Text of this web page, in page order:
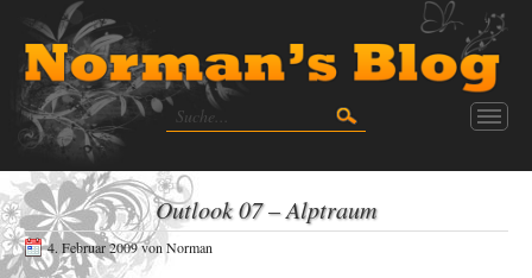
Outlook 07 – Alptraum
4. Februar 2009von Norman